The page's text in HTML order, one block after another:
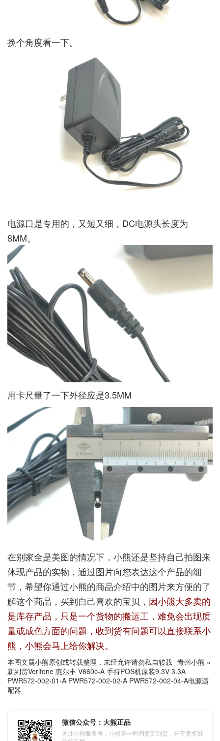
换个角度看一下。
电源口是专用的，又短又细，DC电源头长度为
8MM。
用卡尺量了一下外径应是3.5MM
在别家全是美图的情况下，小熊还是坚持自己拍图来
体现产品的实物，通过图片向您表达这个产品的细
节，希望你通过小熊的商品介绍中的图片来方便的了
解这个商品，买到自己喜欢的宝贝， 因小熊大多卖的
是库存产品，只是一个货物的搬运工，难免会出现质
量或成色方面的问题，收到货有问题可以直接联系小
熊，小熊会马上给你解决。
本图文属小熊原创或转载整理，未经允许请勿私自转载--青州小熊 »
新到货Verifone 惠尔丰 V660c-A 手持POS机原装9.3V 3.3A
PWR572-002-01-A PWR572-002-02-A PWR572-002-04-A电源适
配器
微信公众号：大熊正品
关注小熊服务号，小熊第一时间更新到货，分享更多好